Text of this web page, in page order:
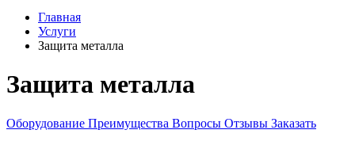
Главная
Услуги
Защита металла
Защита металла
Оборудование Преимущества Вопросы Отзывы Заказать